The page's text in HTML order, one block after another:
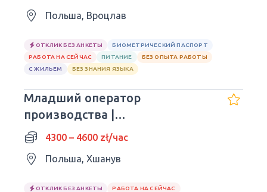
Польша, Вроцлав
ОТКЛИК БЕЗ АНКЕТЫ
БИОМЕТРИЧЕСКИЙ ПАСПОРТ
РАБОТА НА СЕЙЧАС
ПИТАНИЕ
БЕЗ ОПЫТА РАБОТЫ
С ЖИЛЬЕМ
БЕЗ ЗНАНИЯ ЯЗЫКА
Младший оператор
производства |
Автомобильные фары
4300 – 4600 zł/час
Польша, Хшанув
ОТКЛИК БЕЗ АНКЕТЫ
РАБОТА НА СЕЙЧАС